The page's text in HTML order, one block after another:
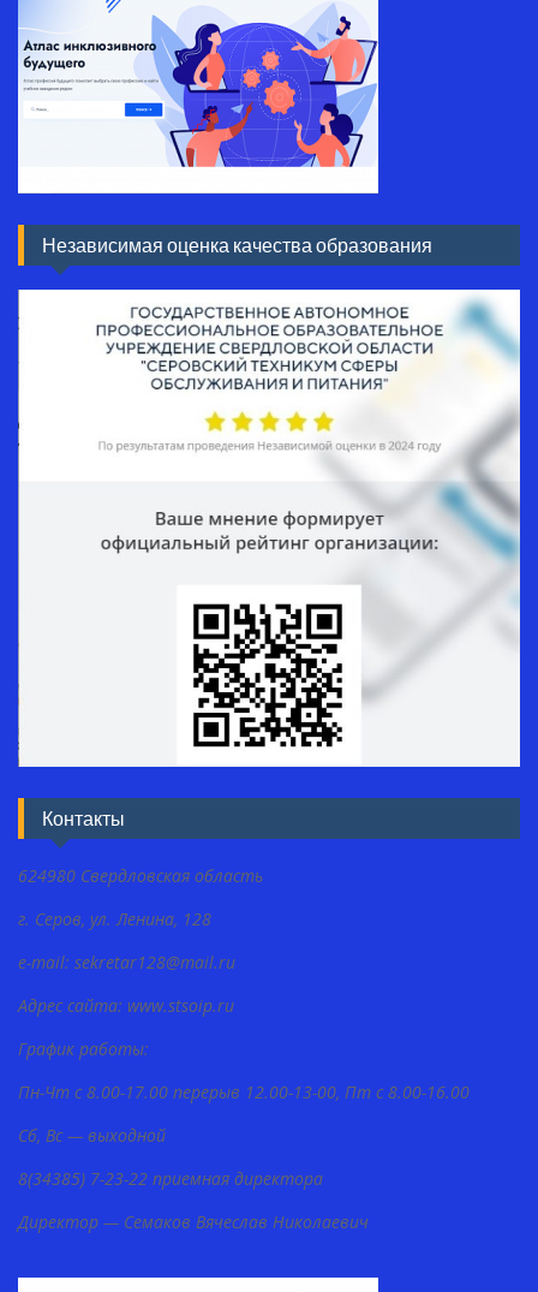
Независимая оценка качества образования
Контакты
624980 Свердловская область
г. Серов, ул. Ленина, 128
e-mail: sekretar128@mail.ru
Адрес сайта: www.stsoip.ru
График работы:
Пн-Чт с 8.00-17.00 перерыв 12.00-13-00, Пт с 8.00-16.00
Сб, Вс — выходной
8(34385) 7-23-22 приемная директора
Директор — Семаков Вячеслав Николаевич